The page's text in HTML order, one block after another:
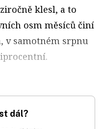
klesl, a to
osm měsíců činí
v samotném srpnu
dál?